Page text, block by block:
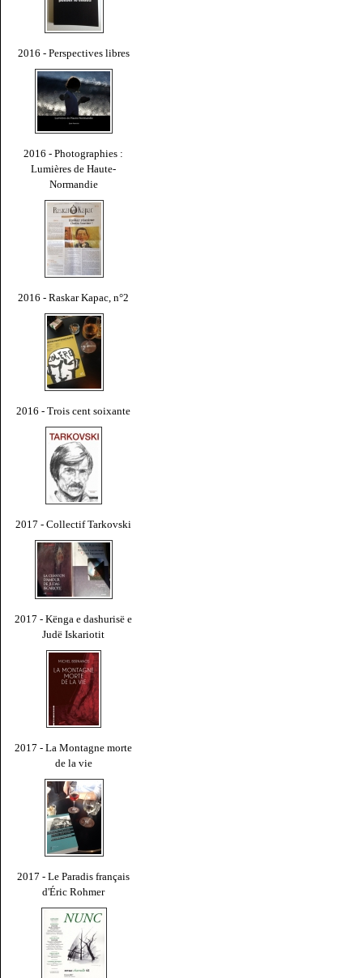
2016 - Perspectives libres
2016 - Photographies :
Lumières de Haute-
Normandie
2016 - Raskar Kapac, n°2
2016 - Trois cent soixante
2017 - Collectif Tarkovski
2017 - Kënga e dashurisë e
Judë Iskariotit
2017 - La Montagne morte
de la vie
2017 - Le Paradis français
d'Éric Rohmer